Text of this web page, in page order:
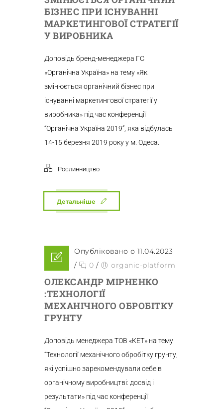
БІЗНЕС ПРИ ІСНУВАННІ
МАРКЕТИНГОВОЇ СТРАТЕГІЇ
У ВИРОБНИКА
Доповідь бренд-менеджера ГС
«Органічна Україна» на тему «Як
змінюється органічний бізнес при
існуванні маркетингової стратегії у
виробника» під час конференції
“Органічна Україна 2019”, яка відбулась
14-15 березня 2019 року у м. Одеса.
Рослинництво
Детальніше
Опубліковано о 11.04.2023
/
0 / organic-platform
ОЛЕКСАНДР МІРНЕНКО
:ТЕХНОЛОГІЇ
МЕХАНІЧНОГО ОБРОБІТКУ
ГРУНТУ
Доповідь менеджера ТОВ «КЕТ» на тему
“Технології механічного обробітку грунту,
які успішно зарекомендували себе в
органічному виробництві: досвід і
результати» під час конференції